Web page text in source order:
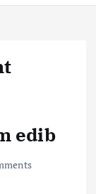
edib